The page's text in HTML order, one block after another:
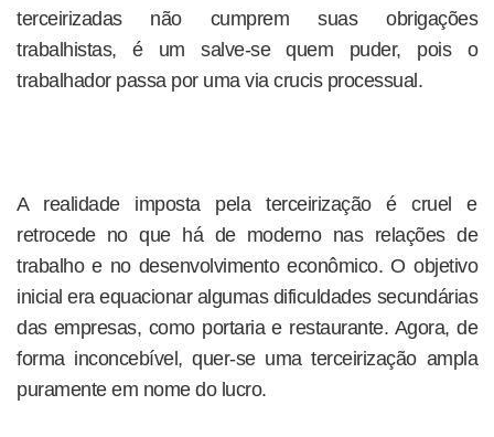
terceirizadas não cumprem suas obrigações
trabalhistas, é um salve-se quem puder, pois o
trabalhador passa por uma via crucis processual.
A realidade imposta pela terceirização é cruel e
retrocede no que há de moderno nas relações de
trabalho e no desenvolvimento econômico. O objetivo
inicial era equacionar algumas dificuldades secundárias
das empresas, como portaria e restaurante. Agora, de
forma inconcebível, quer-se uma terceirização ampla
puramente em nome do lucro.